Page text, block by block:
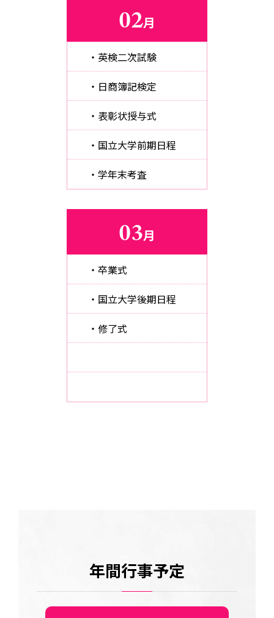
02月
・英検二次試験
・日商簿記検定
・表彰状授与式
・国立大学前期日程
・学年末考査
03月
・卒業式
・国立大学後期日程
・修了式
年間行事予定